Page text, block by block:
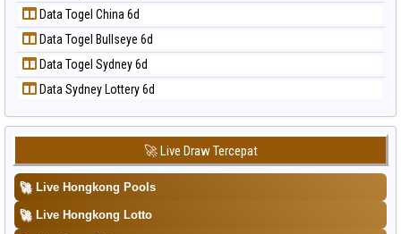
Data Togel North Carolina Day
Data Togel Pcso
Data Togel Sao Paulo
Data Togel Singapore
Data Togel Sydney
Data Togel Sydney Lottery
Data Togel Sydney Lottery 6d
Data Togel Sydney Lotto
Data Togel Sydney Pools 6d
Data Togel China 6d
Data Togel Bullseye 6d
Data Togel Sydney 6d
Data Sydney Lottery 6d
🚀 Live Draw Tercepat
🚀 Live Hongkong Pools
🚀 Live Hongkong Lotto